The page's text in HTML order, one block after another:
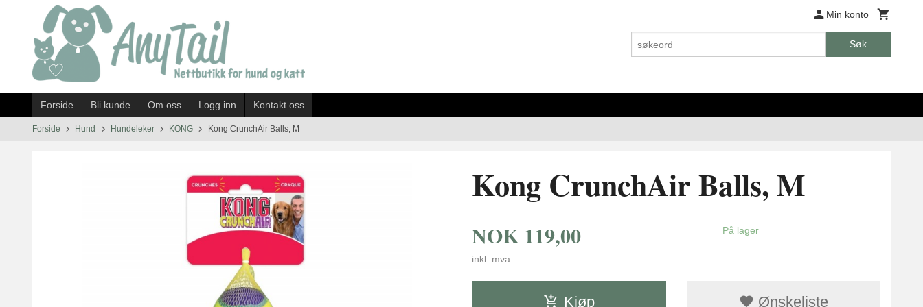
innholdet
Min konto
Søk
Forside Bli kunde Om oss Logg inn Kontakt oss
Forside Hund Hundeleker KONG Kong CrunchAir Balls, M
Kong CrunchAir Balls, M
NOK 119,00
inkl. mva.
På lager
Kjøp Ønskeliste